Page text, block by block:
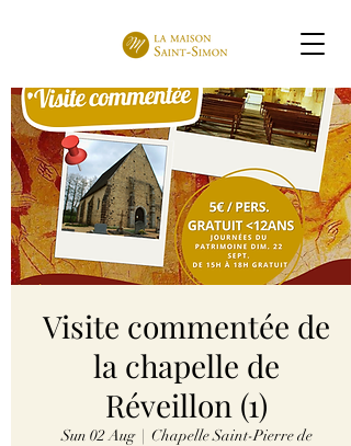
Visite commentée de
la chapelle de
Réveillon (1)
Sun 02 Aug
  |
Chapelle Saint-Pierre de